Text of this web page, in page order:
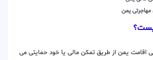
مهاجرتی یمن
اقامت یمن از طریق تمکن مالی یا خود حمایتی می